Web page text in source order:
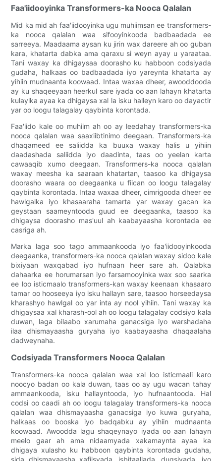
Faa'iidooyinka Transformers-ka Nooca Qalalan
Mid ka mid ah faa'iidooyinka ugu muhiimsan ee transformers-
ka nooca qalalan waa sifooyinkooda badbaadada ee
sarreeya. Maadaama aysan ku jirin wax dareere ah oo guban
kara, khatarta dabka ama qaraxu si weyn ayay u yaraataa.
Tani waxay ka dhigaysaa doorasho ku habboon codsiyada
gudaha, halkaas oo badbaadada iyo yareynta khatarta ay
yihiin mudnaanta koowaad. Intaa waxaa dheer, awooddooda
ay ku shaqeeyaan heerkul sare iyada oo aan lahayn khatarta
kulaylka ayaa ka dhigaysa xal la isku halleyn karo oo dayactir
yar oo loogu talagalay qaybinta korontada.
Faa'iido kale oo muhiim ah oo ay leedahay transformers-ka
nooca qalalan waa saaxiibtinimo deegaan. Transformers-ka
dhaqameed ee saliidda ka buuxa waxay halis u yihiin
daadashada saliidda iyo daadinta, taas oo yeelan karta
cawaaqib xumo deegaan. Transformers-ka nooca qalalan
waxay meesha ka saaraan khatartan, taasoo ka dhigaysa
doorasho waara oo deegaanka u fiican oo loogu talagalay
qaybinta korontada. Intaa waxaa dheer, cimrigooda dheer ee
hawlgalka iyo khasaaraha tamarta yar waxay gacan ka
geystaan ​​​​saameyntooda guud ee deegaanka, taasoo ka
dhigaysa doorasho mas'uul ah kaabayaasha korontada ee
casriga ah.
Marka laga soo tago ammaankooda iyo faa'iidooyinkooda
deegaanka, transformers-ka nooca qalalan waxay sidoo kale
bixiyaan waxqabad iyo hufnaan heer sare ah. Qalabka
dahaarka ee horumarsan iyo farsamooyinka wax soo saarka
ee loo isticmaalo transformers-kan waxay keenaan khasaaro
tamar oo hooseeya iyo isku hallayn sare, taasoo horseedaysa
kharashyo hawlgal oo yar inta ay nool yihiin. Tani waxay ka
dhigaysaa xal kharash-ool ah oo loogu talagalay codsiyo kala
duwan, laga bilaabo xarumaha ganacsiga iyo warshadaha
ilaa dhismayaasha guryaha iyo kaabayaasha dhaqaalaha
dadweynaha.
Codsiyada Transformers Nooca Qalalan
Transformers-ka nooca qalalan waa xal loo isticmaali karo
noocyo badan oo kala duwan, taas oo ay ugu wacan tahay
ammaankooda, isku hallayntooda, iyo hufnaantooda. Hal
codsi oo caadi ah oo loogu talagalay transformers-ka nooca
qalalan waa dhismayaasha ganacsiga iyo kuwa guryaha,
halkaas oo booska iyo badqabku ay yihiin mudnaanta
koowaad. Awoodda lagu shaqeynayo iyada oo aan lahayn
meelo gaar ah ama nidaamyada xakamaynta ayaa ka
dhigaya xulasho ku habboon qaybinta korontada gudaha,
sida dhismayaasha xafiisyada, isbitaallada, dugsiyada, iyo